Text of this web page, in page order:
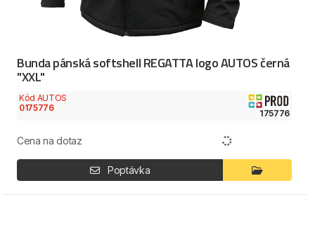
Bunda pánská softshell REGATTA logo AUTOS černá
"XXL"
Kód AUTOS
0175776
175776
Cena na dotaz
Poptávka